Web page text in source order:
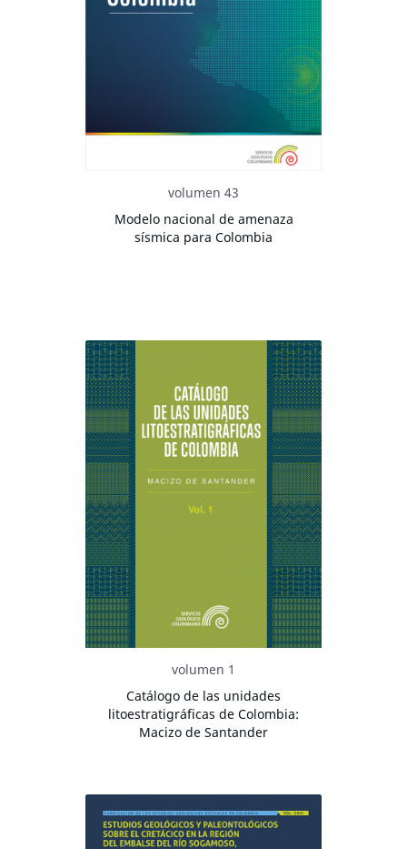
volumen 43
Modelo nacional de amenaza
sísmica para Colombia
volumen 1
Catálogo de las unidades
litoestratigráficas de Colombia:
Macizo de Santander